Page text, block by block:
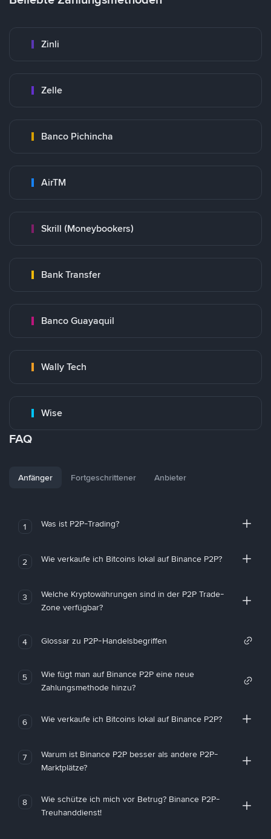
Zinli
Zelle
Banco Pichincha
AirTM
Skrill (Moneybookers)
Bank Transfer
Banco Guayaquil
Wally Tech
Wise
FAQ
Anfänger Fortgeschrittener Anbieter
1 Was ist P2P-Trading?
2 Wie verkaufe ich Bitcoins lokal auf Binance P2P?
3
Welche Kryptowährungen sind in der P2P Trade-
Zone verfügbar?
4 Glossar zu P2P-Handelsbegriffen
5
Wie fügt man auf Binance P2P eine neue
Zahlungsmethode hinzu?
6 Wie verkaufe ich Bitcoins lokal auf Binance P2P?
7
Warum ist Binance P2P besser als andere P2P-
Marktplätze?
8
Wie schütze ich mich vor Betrug? Binance P2P-
Treuhanddienst!